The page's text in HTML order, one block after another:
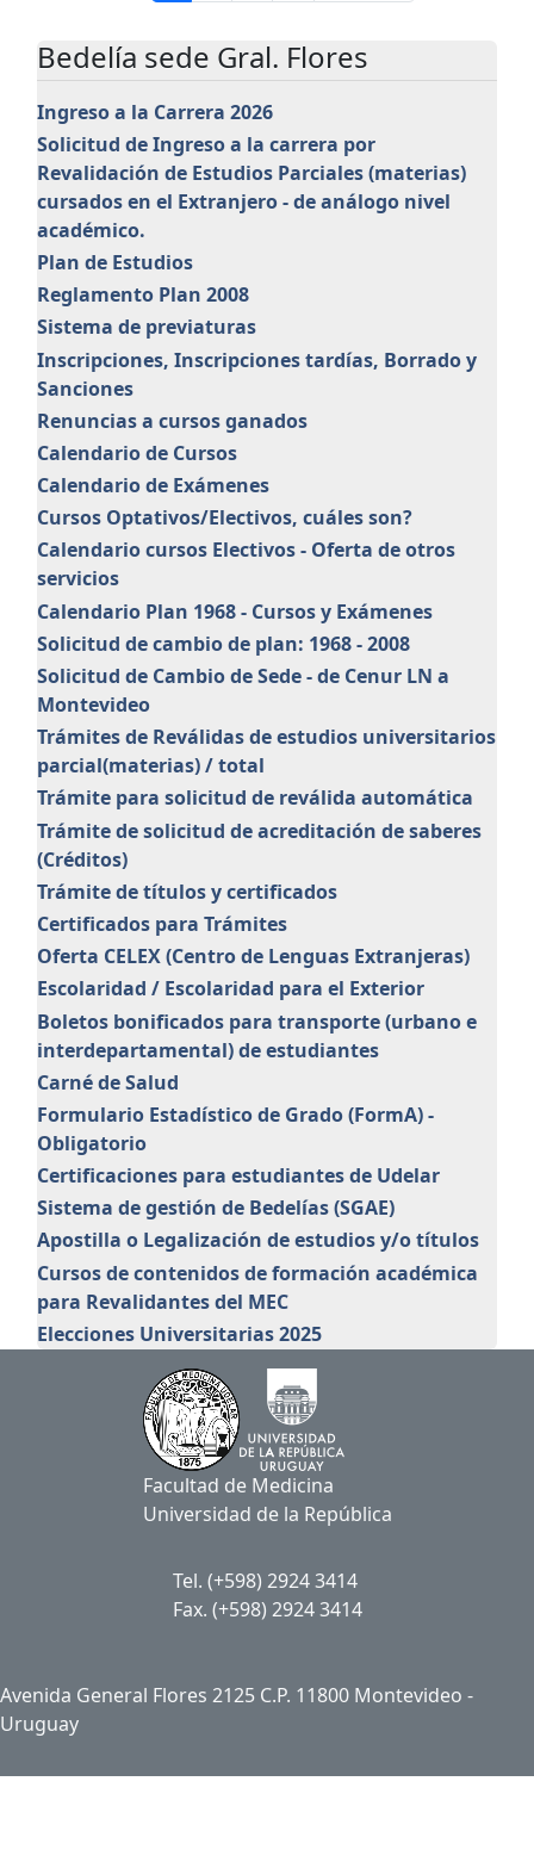
Bedelía sede Gral. Flores
Ingreso a la Carrera 2026
Solicitud de Ingreso a la carrera por
Revalidación de Estudios Parciales (materias)
cursados en el Extranjero - de análogo nivel
académico.
Plan de Estudios
Reglamento Plan 2008
Sistema de previaturas
Inscripciones, Inscripciones tardías, Borrado y
Sanciones
Renuncias a cursos ganados
Calendario de Cursos
Calendario de Exámenes
Cursos Optativos/Electivos, cuáles son?
Calendario cursos Electivos - Oferta de otros
servicios
Calendario Plan 1968 - Cursos y Exámenes
Solicitud de cambio de plan: 1968 - 2008
Solicitud de Cambio de Sede - de Cenur LN a
Montevideo
Trámites de Reválidas de estudios universitarios
parcial(materias) / total
Trámite para solicitud de reválida automática
Trámite de solicitud de acreditación de saberes
(Créditos)
Trámite de títulos y certificados
Certificados para Trámites
Oferta CELEX (Centro de Lenguas Extranjeras)
Escolaridad / Escolaridad para el Exterior
Boletos bonificados para transporte (urbano e
interdepartamental) de estudiantes
Carné de Salud
Formulario Estadístico de Grado (FormA) -
Obligatorio
Certificaciones para estudiantes de Udelar
Sistema de gestión de Bedelías (SGAE)
Apostilla o Legalización de estudios y/o títulos
Cursos de contenidos de formación académica
para Revalidantes del MEC
Elecciones Universitarias 2025
Facultad de Medicina
Universidad de la República
Tel. (+598) 2924 3414
Fax. (+598) 2924 3414
Avenida General Flores 2125 C.P. 11800 Montevideo -
Uruguay